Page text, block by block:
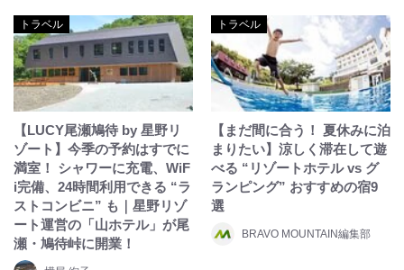
トラベル
【LUCY尾瀬鳩待 by 星野リ
ゾート】今季の予約はすでに
満室！ シャワーに充電、WiF
i完備、24時間利用できる “ラ
ストコンビニ” も｜星野リゾ
ート運営の「山ホテル」が尾
瀬・鳩待峠に開業！
トラベル
【まだ間に合う！ 夏休みに泊
まりたい】涼しく滞在して遊
べる “リゾートホテル vs グ
ランピング” おすすめの宿9
選
BRAVO MOUNTAIN編集部